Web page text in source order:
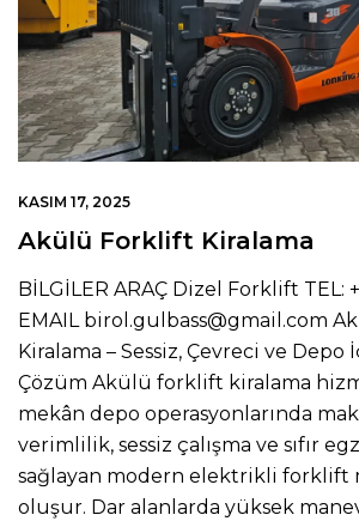
KASIM 17, 2025
Akülü Forklift Kiralama
BİLGİLER ARAÇ Dizel Forklift TEL:
EMAIL birol.gulbass@gmail.com
Kiralama – Sessiz, Çevreci ve Depo
Çözüm Akülü forklift kiralama
mekân depo operasyonlarında
verimlilik, sessiz çalışma ve sıfır
sağlayan modern elektrikli forklift
oluşur. Dar alanlarda yüksek